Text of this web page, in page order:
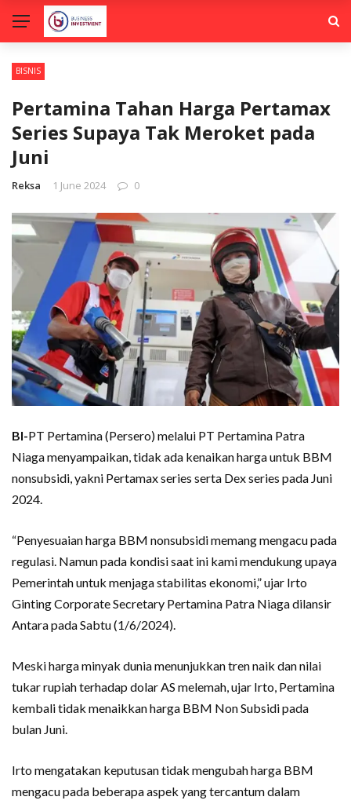
BISNIS
Pertamina Tahan Harga Pertamax
Series Supaya Tak Meroket pada
Juni
Reksa 1 June 2024 0
BI-PT Pertamina (Persero) melalui PT Pertamina Patra
Niaga menyampaikan, tidak ada kenaikan harga untuk BBM
nonsubsidi, yakni Pertamax series serta Dex series pada Juni
2024.
“Penyesuaian harga BBM nonsubsidi memang mengacu pada
regulasi. Namun pada kondisi saat ini kami mendukung upaya
Pemerintah untuk menjaga stabilitas ekonomi,” ujar Irto
Ginting Corporate Secretary Pertamina Patra Niaga dilansir
Antara pada Sabtu (1/6/2024).
Meski harga minyak dunia menunjukkan tren naik dan nilai
tukar rupiah terhadap dolar AS melemah, ujar Irto, Pertamina
kembali tidak menaikkan harga BBM Non Subsidi pada
bulan Juni.
Irto mengatakan keputusan tidak mengubah harga BBM
mengacu pada beberapa aspek yang tercantum dalam